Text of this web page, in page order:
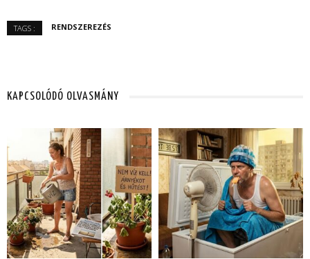
TAGS : RENDSZEREZÉS
KAPCSOLÓDÓ OLVASMÁNY